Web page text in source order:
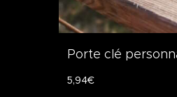
Porte clé
5,94€